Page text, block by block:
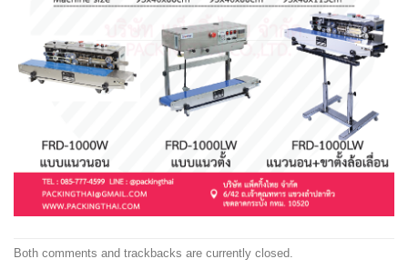
Both comments and trackbacks are currently closed.